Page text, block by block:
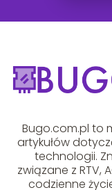
Bugo.com.pl to
artykułów
technologii.
związane z RTV,
codzienne